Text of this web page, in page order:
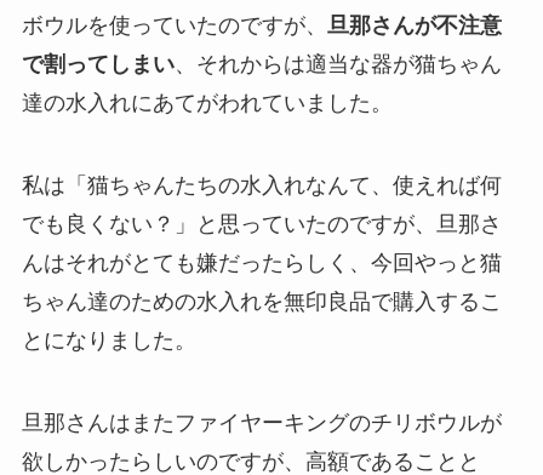
ボウルを使っていたのですが、 旦那さんが不注意
で割ってしまい、それからは適当な器が猫ちゃん
達の水入れにあてがわれていました。
私は「猫ちゃんたちの水入れなんて、使えれば何
でも良くない？」と思っていたのですが、旦那さ
んはそれがとても嫌だったらしく、今回やっと猫
ちゃん達のための水入れを無印良品で購入するこ
とになりました。
旦那さんはまたファイヤーキングのチリボウルが
欲しかったらしいのですが、高額であることと